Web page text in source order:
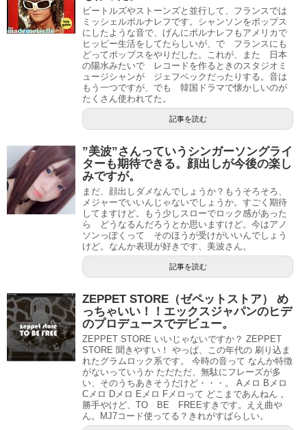
ビートルズやストーンズと並行して、フランスでは
ミッシェルポルナレフです。シャンソンをポップス
にしたような音で、げんにポルナレフもアメリカで
ヒッピー生活をしてたらしいが、で フランスにも
どってポップスをやりだした。これが、また 日本
の陽水みたいで レコードを作るときのスタジオミ
ュージシャンが ジェフベックだったりする。音は
もう一つですが、でも 韓国ドラマで懐かしいのが
たくさん使われてた。
記事を読む
”美波”さんっていうシンガーソングライ
ターも期待できる。顔出しが今後の楽し
みですが。
まだ、顔出しダメなんでしょうか？もうそろそろ、
メジャーでいいんじゃないでしょうか。すごく期待
してますけど。もう少しスローでロック感があった
ら どうなるんだろうとか思いますけど。今はアノ
ソンっぽくって そのほうが受けがいいんでしょう
けど。なんか表現が好きです、美波さん。
記事を読む
ZEPPET STORE（ゼペットストア） め
っちゃいい！！エックスジャパンのヒデ
のプロデュースでデビュー。
ZEPPET STORE いいじゃないですか？ ZEPPET
STORE 聞きやすい！ やっぱ、この年代の 刷り込ま
れたグラムロック系です。 今時の音って なんか特徴
がないっていうか ただただ、無駄にフレーズが多
い、そのうちあきそうだけど・・・。 Aメロ Bメロ
Cメロ Dメロ Eメロ Fメロって どこまであんねん 。
勝手やけど、TO BE FREEすきです。ええ曲や
ん。MJ7コード使ってる？きれがすばらしい。